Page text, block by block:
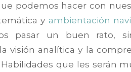
podemos hacer con
y ambientación
pasar un buen rato,
visión analítica y la
que les serán